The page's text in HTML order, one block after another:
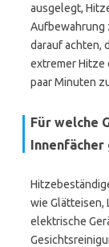
ausgelegt,
Aufbewahrung
darauf achten,
extremer Hitze
paar Minuten
Für welche
Innenfächer
wie Glätteisen,
elektrische